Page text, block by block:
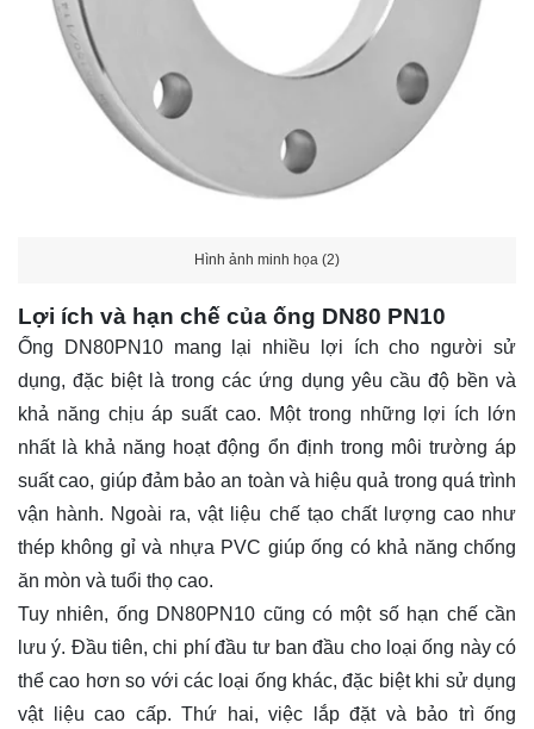
Hình ảnh minh họa (2)
Lợi ích và hạn chế của ống DN80 PN10
Ống DN80PN10 mang lại nhiều lợi ích cho người sử
dụng, đặc biệt là trong các ứng dụng yêu cầu độ bền và
khả năng chịu áp suất cao. Một trong những lợi ích lớn
nhất là khả năng hoạt động ổn định trong môi trường áp
suất cao, giúp đảm bảo an toàn và hiệu quả trong quá trình
vận hành. Ngoài ra, vật liệu chế tạo chất lượng cao như
thép không gỉ và nhựa PVC giúp ống có khả năng chống
ăn mòn và tuổi thọ cao.
Tuy nhiên, ống DN80PN10 cũng có một số hạn chế cần
lưu ý. Đầu tiên, chi phí đầu tư ban đầu cho loại ống này có
thể cao hơn so với các loại ống khác, đặc biệt khi sử dụng
vật liệu cao cấp. Thứ hai, việc lắp đặt và bảo trì ống